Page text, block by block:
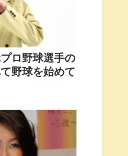
ロ野球選手の
野球を始めて